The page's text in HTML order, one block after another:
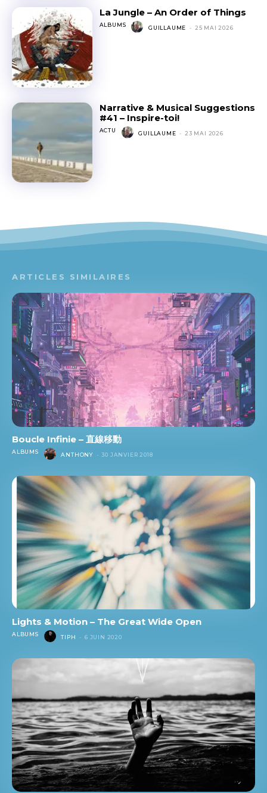
La Jungle – An Order of Things
ALBUMS GUILLAUME - 25 MAI 2026
Narrative & Musical Suggestions
#41 – Inspire-toi!
ACTU GUILLAUME - 23 MAI 2026
ARTICLES SIMILAIRES
Boucle Infinie – 直線移動
ALBUMS ANTHONY - 30 JANVIER 2018
Lights & Motion – The Great Wide Open
ALBUMS TIPH - 6 JUIN 2020